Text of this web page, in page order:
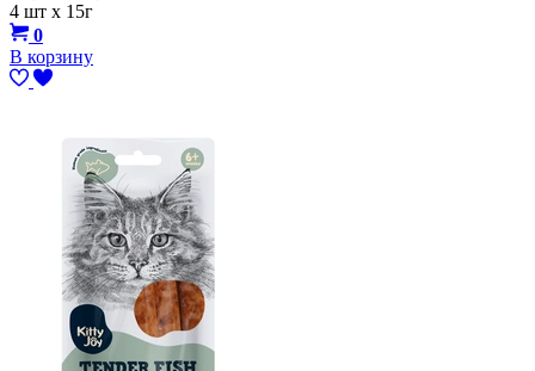
4 шт х 15г
0
В корзину